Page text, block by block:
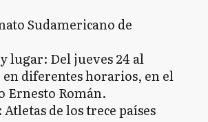
Sudamericano de
lugar: Del jueves 24 al
en diferentes horarios, en el
Ernesto Román.
de los trece países